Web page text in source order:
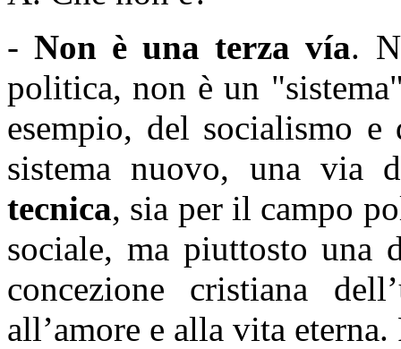
-Non è una terza vía.
politica, non è un
esempio, del socialismo
sistema nuovo, una
tecnica, sia per il campo
sociale, ma piuttosto una
concezione cristiana
all’amore e alla vita